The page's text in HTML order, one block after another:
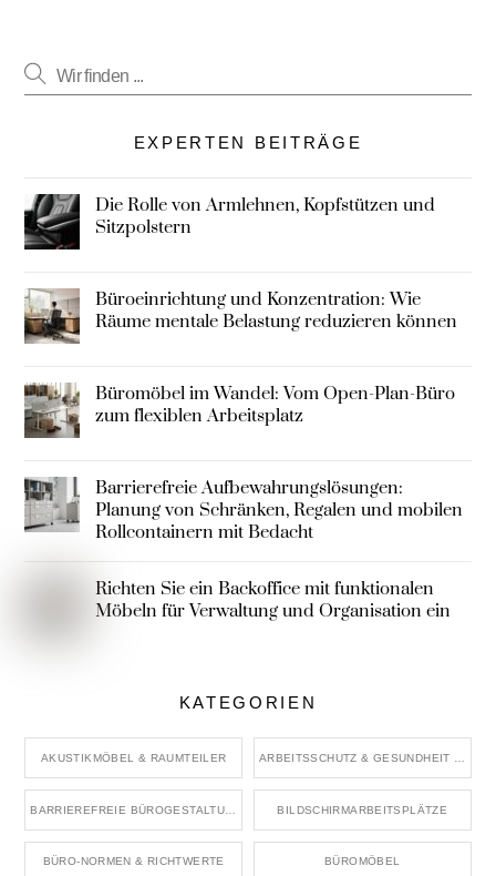
EXPERTEN BEITRÄGE
Die Rolle von Armlehnen, Kopfstützen und
Sitzpolstern
Büroeinrichtung und Konzentration: Wie
Räume mentale Belastung reduzieren können
Büromöbel im Wandel: Vom Open-Plan-Büro
zum flexiblen Arbeitsplatz
Barrierefreie Aufbewahrungslösungen:
Planung von Schränken, Regalen und mobilen
Rollcontainern mit Bedacht
Richten Sie ein Backoffice mit funktionalen
Möbeln für Verwaltung und Organisation ein
KATEGORIEN
AKUSTIKMÖBEL & RAUMTEILER ARBEITSSCHUTZ & GESUNDHEIT IM BÜRO
BILDSCHIRMARBEITSPLÄTZE
BÜRO-NORMEN & RICHTWERTE BÜROMÖBEL